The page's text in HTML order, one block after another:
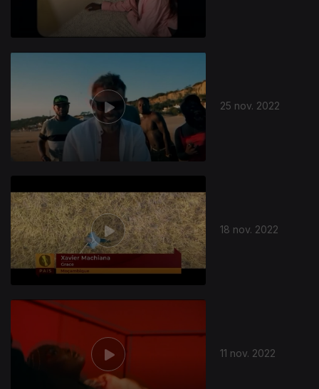
25 nov. 2022
18 nov. 2022
11 nov. 2022